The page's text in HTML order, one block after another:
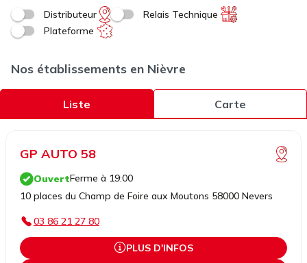
Distributeur
Relais Technique
Plateforme
Nos établissements en Nièvre
Liste Carte
GP AUTO 58
OuvertFerme à 19:00
10 places du Champ de Foire aux Moutons 58000 Nevers
03 86 21 27 80
PLUS D'INFOS